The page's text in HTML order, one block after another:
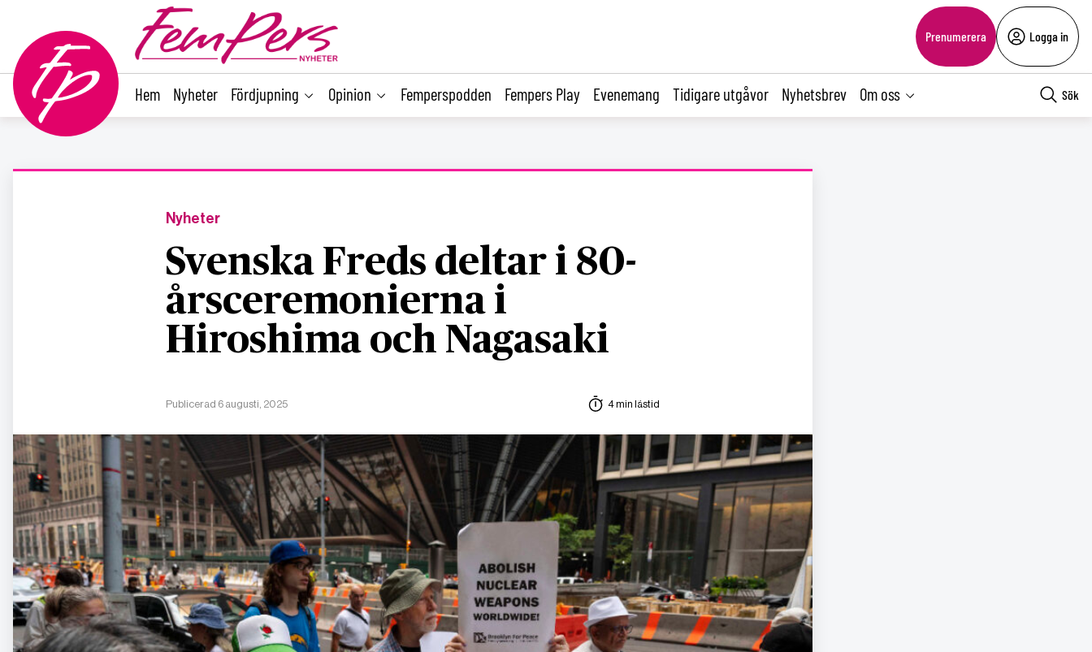
Prenumerera Logga in
Hem Nyheter Fördjupning Opinion Femperspodden Fempers Play Evenemang Tidigare utgåvor Nyhetsbrev Om oss Sök
Nyheter
Svenska Freds deltar i 80-
årsceremonierna i
Hiroshima och Nagasaki
Publicerad 6 augusti, 2025 4 min lästid